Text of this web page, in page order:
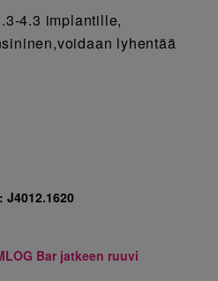
4.3 implantille,
lyhentää
J4012.1620
Bar jatkeen ruuvi